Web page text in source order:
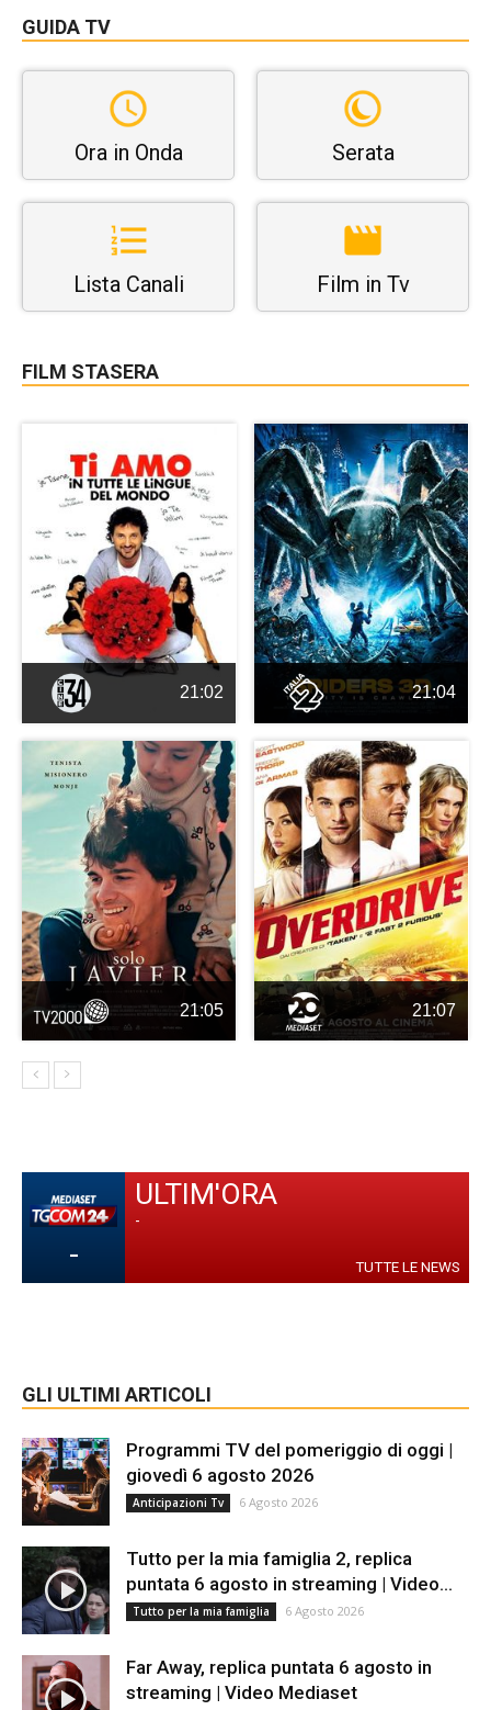
GUIDA TV
Ora in Onda Serata
Lista Canali Film in Tv
FILM STASERA
21:02 21:04
21:05 21:07
-
ULTIM'ORA
-
TUTTE LE NEWS
GLI ULTIMI ARTICOLI
Programmi TV del pomeriggio di oggi |
giovedì 6 agosto 2026
Anticipazioni Tv 6 Agosto 2026
Tutto per la mia famiglia 2, replica
puntata 6 agosto in streaming | Video...
Tutto per la mia famiglia 6 Agosto 2026
Far Away, replica puntata 6 agosto in
streaming | Video Mediaset